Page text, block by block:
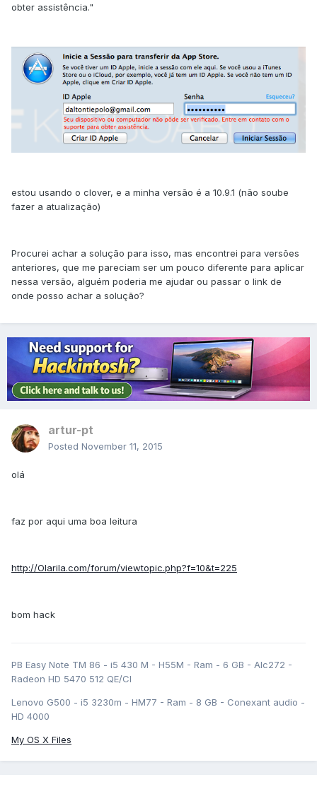
obter assistência."
estou usando o clover, e a minha versão é a 10.9.1 (não soube
fazer a atualização)
Procurei achar a solução para isso, mas encontrei para versões
anteriores, que me pareciam ser um pouco diferente para aplicar
nessa versão, alguém poderia me ajudar ou passar o link de
onde posso achar a solução?
artur-pt
Posted November 11, 2015
olá
faz por aqui uma boa leitura
http://Olarila.com/forum/viewtopic.php?f=10&t=225
bom hack
PB Easy Note TM 86 - i5 430 M - H55M - Ram - 6 GB - Alc272 -
Radeon HD 5470 512 QE/CI
Lenovo G500 - i5 3230m - HM77 - Ram - 8 GB - Conexant audio -
HD 4000
My OS X Files